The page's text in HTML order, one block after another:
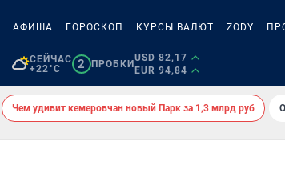
АФИША ГОРОСКОП КУРСЫ ВАЛЮТ ZODY
СЕЙЧАС
+22°C
2 ПРОБКИ
USD 82,17
EUR 94,84
Чем удивит кемеровчан новый Парк за 1,3 млрд руб